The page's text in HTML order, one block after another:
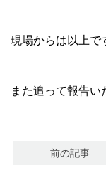
現場からは以上で
また追って報告い
前の記事